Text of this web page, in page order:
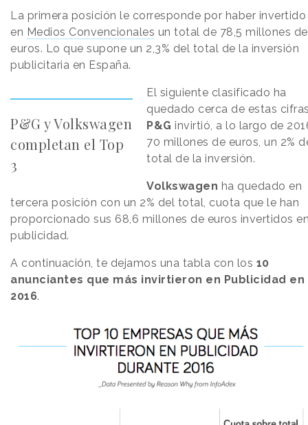
La primera posición le corresponde por haber invertido
en Medios Convencionales un total de 78,5 millones de
euros. Lo que supone un 2,3% del total de la inversión
publicitaria en España.
P&G y Volkswagen
completan el Top
3
El siguiente clasificado ha
quedado cerca de estas
P&G invirtió, a lo largo de
70 millones de euros, un 2%
total de la inversión.
Volkswagen ha quedado en
tercera posición con un 2% del total, cuota que le han
proporcionado sus 68,6 millones de euros invertidos
publicidad.
A continuación, te dejamos una tabla con los 10
anunciantes que más invirtieron en Publicidad en
2016.